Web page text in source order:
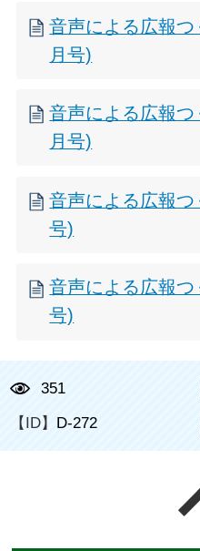
音声による広報つ
月号)
音声による広報つ
月号)
音声による広報つ
号)
音声による広報つ
号)
351
【ID】 D-272